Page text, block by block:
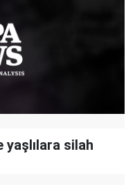
yaşlılara silah